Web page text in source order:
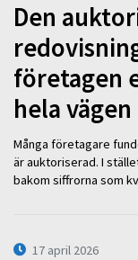
Den
företagen
hela vägen
Många företagare
är auktoriserad. I
bakom siffrorna som
17 april 2026